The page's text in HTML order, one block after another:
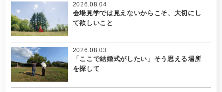
会場見学では見えないからこそ、大切にし
て欲しいこと
2026.08.04
「ここで結婚式がしたい」そう思える場所
を探して
2026.08.03